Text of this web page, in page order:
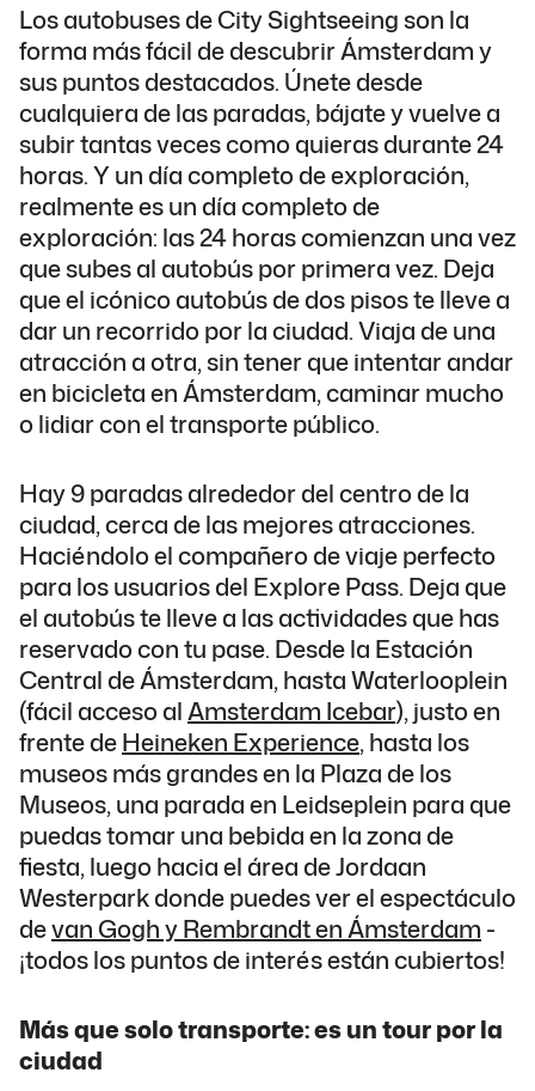
Los autobuses de City Sightseeing son la
forma más fácil de descubrir Ámsterdam y
sus puntos destacados. Únete desde
cualquiera de las paradas, bájate y vuelve a
subir tantas veces como quieras durante 24
horas. Y un día completo de exploración,
realmente es un día completo de
exploración: las 24 horas comienzan una vez
que subes al autobús por primera vez. Deja
que el icónico autobús de dos pisos te lleve a
dar un recorrido por la ciudad. Viaja de una
atracción a otra, sin tener que intentar andar
en bicicleta en Ámsterdam, caminar mucho
o lidiar con el transporte público.
Hay 9 paradas alrededor del centro de la
ciudad, cerca de las mejores atracciones.
Haciéndolo el compañero de viaje perfecto
para los usuarios del Explore Pass. Deja que
el autobús te lleve a las actividades que has
reservado con tu pase. Desde la Estación
Central de Ámsterdam, hasta Waterlooplein
(fácil acceso al Amsterdam Icebar), justo en
frente deHeineken Experience, hasta los
museos más grandes en la Plaza de los
Museos, una parada en Leidseplein para que
puedas tomar una bebida en la zona de
fiesta, luego hacia el área de Jordaan
Westerpark donde puedes ver el espectáculo
devan Gogh y Rembrandt en Ámsterdam -
¡todos los puntos de interés están cubiertos!
Más que solo transporte: es un tour por la
ciudad